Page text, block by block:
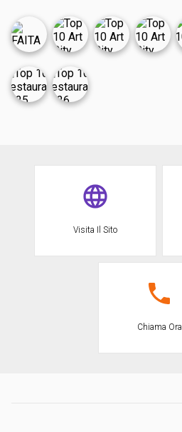
Visita Il Sito
Chiama Ora